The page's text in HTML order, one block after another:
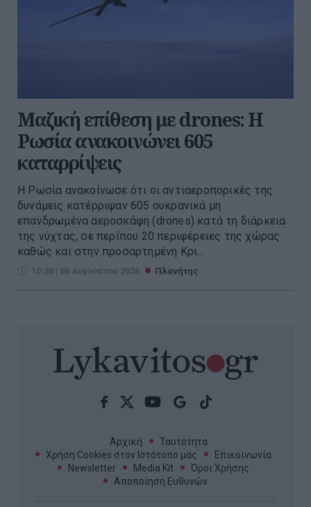
Μαζική επίθεση με drones: Η
Ρωσία ανακοινώνει 605
καταρρίψεις
Η Ρωσία ανακοίνωσε ότι οι αντιαεροπορικές της
δυνάμεις κατέρριψαν 605 ουκρανικά μη
επανδρωμένα αεροσκάφη (drones) κατά τη διάρκεια
της νύχτας, σε περίπου 20 περιφέρειες της χώρας
καθώς και στην προσαρτημένη Κρι...
10:30 | 06 Αυγούστου 2026 Πλανήτης
Αρχική
Ταυτότητα
Χρήση Cookies στον Ιστότοπο μας
Επικοινωνία
Newsletter
Media Kit
Όροι Χρήσης
Αποποίηση Ευθυνών